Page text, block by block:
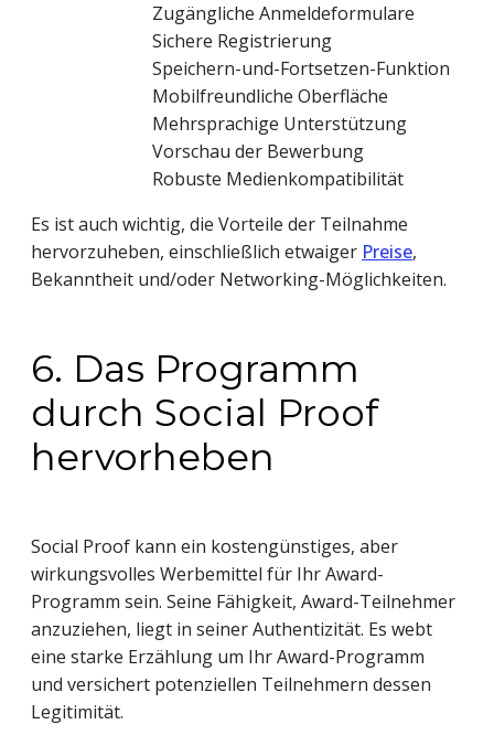
Zugängliche Anmeldeformulare
Sichere Registrierung
Speichern-und-Fortsetzen-Funktion
Mobilfreundliche Oberfläche
Mehrsprachige Unterstützung
Vorschau der Bewerbung
Robuste Medienkompatibilität
Es ist auch wichtig, die Vorteile der Teilnahme
hervorzuheben, einschließlich etwaiger Preise,
Bekanntheit und/oder Networking-Möglichkeiten.
6. Das Programm
durch Social Proof
hervorheben
Social Proof kann ein kostengünstiges, aber
wirkungsvolles Werbemittel für Ihr Award-
Programm sein. Seine Fähigkeit, Award-Teilnehmer
anzuziehen, liegt in seiner Authentizität. Es webt
eine starke Erzählung um Ihr Award-Programm
und versichert potenziellen Teilnehmern dessen
Legitimität.